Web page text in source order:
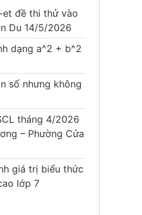
đề thi thử vào
Du 14/5/2026
dạng a^2 + b^2
số nhưng không
tháng 4/2026
– Phường Cửa
giá trị biểu thức
lớp 7